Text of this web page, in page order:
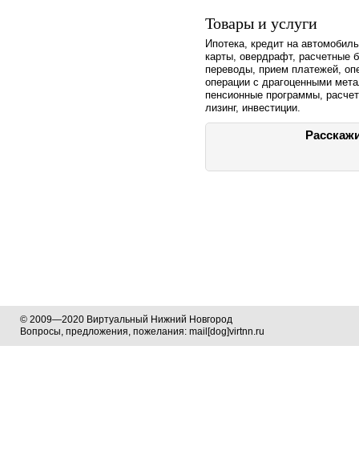
Товары и услуги
Ипотека, кредит на
карты, овердрафт, расчетные
переводы, прием платежей,
операции с драгоценными
пенсионные программы,
лизинг, инвестиции.
© 2009—2020 Виртуальный Нижний Новгород
Вопросы, предложения, пожелания: mail[dog]virtnn.ru